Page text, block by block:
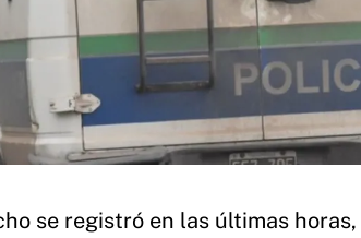
se registró en las últimas horas,